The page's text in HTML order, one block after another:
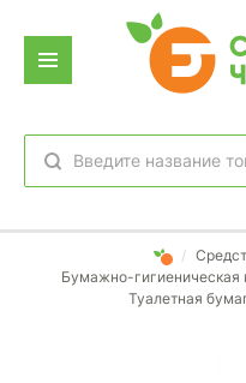
/
Бумажно-гигиеническая
Туалетная